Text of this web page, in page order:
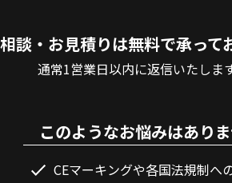
談・お見積りは無料で承って
通常1営業日以内に返信いたします
このようなお悩みはあり
CEマーキングや各国法規制へ